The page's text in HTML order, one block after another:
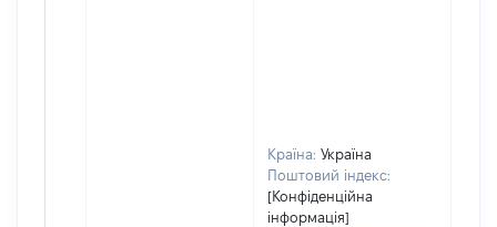
Країна: Україна
Поштовий індекс:
[Конфіденційна
інформація]